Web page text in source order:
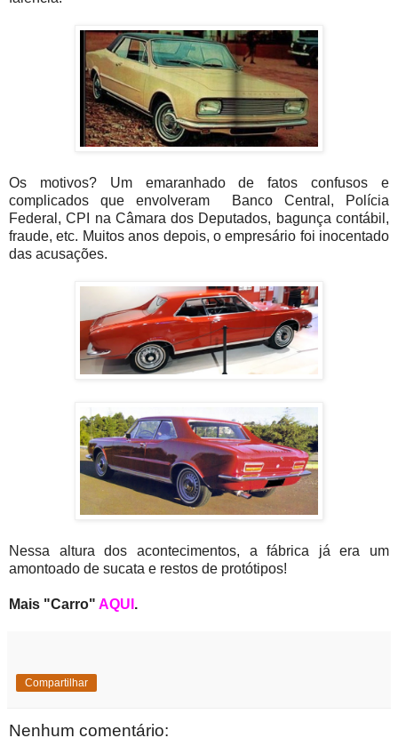
Os motivos? Um emaranhado de fatos confusos e
complicados que envolveram Banco Central, Polícia
Federal, CPI na Câmara dos Deputados, bagunça contábil,
fraude, etc. Muitos anos depois, o empresário foi inocentado
das acusações.
Nessa altura dos acontecimentos, a fábrica já era um
amontoado de sucata e restos de protótipos!
Mais "Carro" AQUI .
Compartilhar
Nenhum comentário: